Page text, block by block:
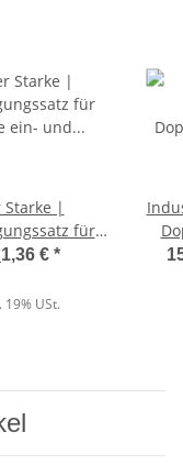
Starke |
für
ein- und
1,36 € *
19% USt.